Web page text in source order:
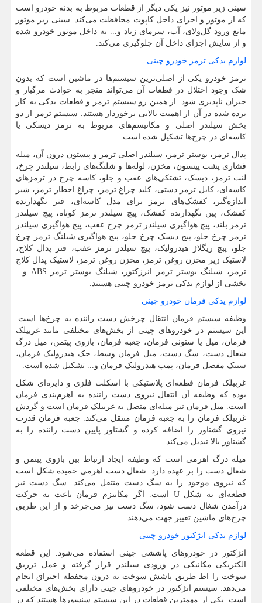
سینی زیر موتور نیز یکی دیگر از قطعات مربوط به بدنه خودرو است
که از موتور و اجزای داخل کاپوت محافظت می‌کند. سینی زیر موتور
مانع ورود گل‌ولای، آب، سرمای زیاد و... به داخل موتور خودرو شده
و از سایش اجزای داخل آن جلوگیری می‌کند.
لوازم یدکی ترمز خودرو چینی
ترمز خودرو یکی از اصلی‌ترین سیستم‌ها در ماشین است که بدون
شک وجود اختلال در قطعات آن می‌تواند منجر به حوادث مرگبار و
جبران ناپذیری شود. از همین رو سیستم ترمز و قطعات یدکی به کار
برده شده در آن از اهمیت بالایی برخوردار هستند. سیستم ترمز از دو
بخش سیلندر اصلی و مکانیسم‌های مربوط به ترمز دیسکی یا
کاسه‌ای در چرخ‌ها تشکیل شده است.
پدال ترمز، بوستر ترمز، سیلندر اصلی ترمز و پیستون درون آن، میله
فشاری پشت پیستون، مخزن، لوله‌ها و شلنگ‌های رابط، سیلندر چرخ،
لنت ترمز، دیسک، تشتکی‌های عقب و جلو، کاسه چرخ در ترمزهای
کاسه‌ای، کابل ترمز دستی، کلید چراغ ترمز، چراغ اخطار ترمز، شیر
اندازه‌گیر، کفشک‌های ترمز برای مدل کاسه‌ای، فنر نگهدارنده
کفشک، پین نگهدارنده کفشک، پیچ سیلندر ترمز کوتاه، پیچ سیلندر
ترمز بلند، پیچ هواگیری سیلندر ترمز چرخ عقب، پیچ هواگیری سیلندر
ترمز چرخ جلو، پیچ دیسک چرخ جلو، پیچ هواگیری شیلنگ ترمز چرخ
جلو، پبچ ریگلاژ هیدرولیک، پیچ سیلدر ترمز عقب، فنر پدال کلاچ،
لاستیک زیر مخزن روغن ترمز، مخزن روغن ترمز، لاستیک پدال کلاج
ترمز، شیلنگ بوستر ترمز انرژکتور، شیلنگ بوستر ترمز
ABS و...
بخشی از لوازم یدکی ترمز خودرو چینی هستند.
لوازم یدکی فرمان خودرو چینی
وظیفه سیستم فرمان انتقال چرخش دست راننده به چرخ‌ها است.
این سیستم در خودروهای چینی از بخش‌های مختلفی مانند غربیلک
فرمان، میل یا ستونی فرمان، جعبه فرمان، بازوی پیتمن، میل درگ
شغال دست، سگ دست، میل فرمان وسط، جک هیدرولیک فرمان،
سیبک مفصل فرمان، پمپ هیدرولیک فرمان و... تشکیل شده است.
غربیلک فرمان قطعه‌ای پلاستیکی با اسکلت فلزی و دایره‌ای شکل
بوده که وظیفه آن انتفال نیروی دست راننده به اهرم‌بندی فرمان
است. میل فرمان نیز میله‌ای متصل به غربیلک فرمان است و گردش
غربیلک فرمان را به جعبه فرمان منتقل می‌کند. جعبه فرمان قدرت
نیروی گشتاور را اضافه کرده و گشتاور پایین دست راننده را به
گشتاور بالا تبدیل می‌کند.
میله درگ اهرمی است که وظیفه ایجاد ارتباط بین بازوی پیتمن و
شغال دست را بر عهده دارد. شغال دست اهرمی خمیده شکل است
که نیروی موجود را به سگ دست منتقل می‌کند. سگ دست نیز
قطعه‌ای به شکلU است. اگر مکانیزم فرمان باعث به حرکت
درآمدن شغال دست شود، سگ دست نیز می‌چرخد و از این طریق
چرخ‌های ماشین تغییر جهت می‌دهند.
لوازم یدکی انژکتور خودرو چینی
انژکتور در خودروهای پاششی چینی استفاده می‌شود. این قطعه
الکتریکی_مکانیکی در ورودی سیلندر قرار گرفته و عمل تزریق
سوخت را اط طریق پاشش سوخت به درون محفظه‌ احتراق انجام
می‌دهد. سیستم انژکتور در خودروهای چینی دارای بخش‌های مختلفی
است. یکی از مهمترین قطعات در این سیستم سنسورها هستند که در